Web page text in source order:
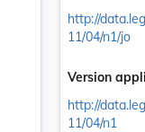
http://
11/04/n1/jo
Version
http://
11/04/n1